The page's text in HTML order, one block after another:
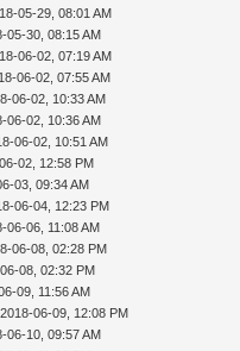
05-29, 08:01 AM
05-30, 08:15 AM
06-02, 07:19 AM
06-02, 07:55 AM
06-02, 10:33 AM
06-02, 10:36 AM
06-02, 10:51 AM
02, 12:58 PM
03, 09:34 AM
06-04, 12:23 PM
06-06, 11:08 AM
06-08, 02:28 PM
08, 02:32 PM
09, 11:56 AM
06-09, 12:08 PM
06-10, 09:57 AM